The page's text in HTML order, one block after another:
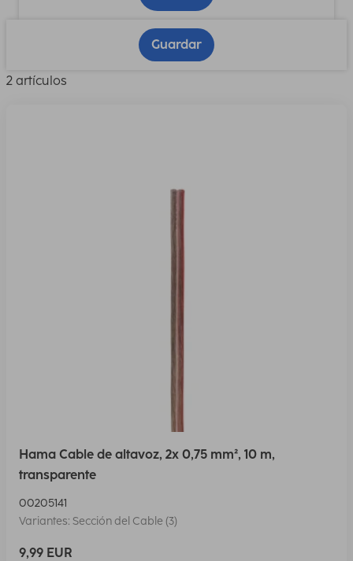
Guardar
2 artículos
Hama Cable de altavoz, 2x 0,75 mm², 10 m,
transparente
00205141
Variantes: Sección del Cable (3)
9,99 EUR